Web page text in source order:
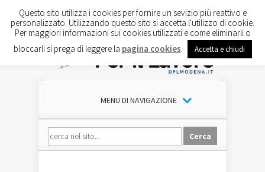
MENU DI NAVIGAZIONE
Questo sito utilizza i cookies per fornire un sevizio più reattivo e
personalizzato. Utilizzando questo sito si accetta l'utilizzo di cookie.
Per maggiori informazioni sui cookies utilizzati e come eliminarli o
bloccarli si prega di leggere la pagina cookies Accetta e chiudi